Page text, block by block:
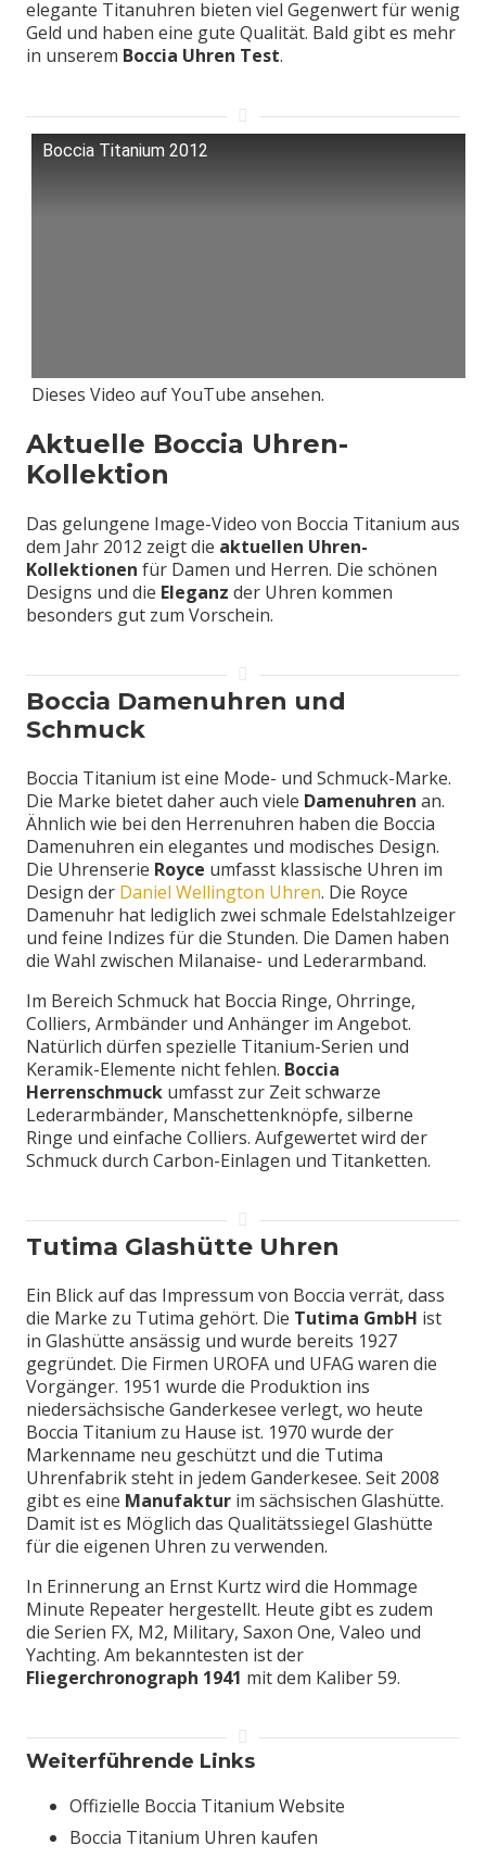
elegante Titanuhren bieten viel Gegenwert für wenig
Geld und haben eine gute Qualität. Bald gibt es mehr
in unserem Boccia Uhren Test.
Boccia Titanium 2012
Dieses Video auf YouTube ansehen.
Aktuelle Boccia Uhren-
Kollektion
Das gelungene Image-Video von Boccia Titanium aus
dem Jahr 2012 zeigt die aktuellen Uhren-
Kollektionen für Damen und Herren. Die schönen
Designs und die Eleganz der Uhren kommen
besonders gut zum Vorschein.
Boccia Damenuhren und
Schmuck
Boccia Titanium ist eine Mode- und Schmuck-Marke.
Die Marke bietet daher auch viele Damenuhren an.
Ähnlich wie bei den Herrenuhren haben die Boccia
Damenuhren ein elegantes und modisches Design.
Die Uhrenserie Royce umfasst klassische Uhren im
Design der Daniel Wellington Uhren. Die Royce
Damenuhr hat lediglich zwei schmale Edelstahlzeiger
und feine Indizes für die Stunden. Die Damen haben
die Wahl zwischen Milanaise- und Lederarmband.
Im Bereich Schmuck hat Boccia Ringe, Ohrringe,
Colliers, Armbänder und Anhänger im Angebot.
Natürlich dürfen spezielle Titanium-Serien und
Keramik-Elemente nicht fehlen. Boccia
Herrenschmuck umfasst zur Zeit schwarze
Lederarmbänder, Manschettenknöpfe, silberne
Ringe und einfache Colliers. Aufgewertet wird der
Schmuck durch Carbon-Einlagen und Titanketten.
Tutima Glashütte Uhren
Ein Blick auf das Impressum von Boccia verrät, dass
die Marke zu Tutima gehört. Die Tutima GmbH ist
in Glashütte ansässig und wurde bereits 1927
gegründet. Die Firmen UROFA und UFAG waren die
Vorgänger. 1951 wurde die Produktion ins
niedersächsische Ganderkesee verlegt, wo heute
Boccia Titanium zu Hause ist. 1970 wurde der
Markenname neu geschützt und die Tutima
Uhrenfabrik steht in jedem Ganderkesee. Seit 2008
gibt es eine Manufaktur im sächsischen Glashütte.
Damit ist es Möglich das Qualitätssiegel Glashütte
für die eigenen Uhren zu verwenden.
In Erinnerung an Ernst Kurtz wird die Hommage
Minute Repeater hergestellt. Heute gibt es zudem
die Serien FX, M2, Military, Saxon One, Valeo und
Yachting. Am bekanntesten ist der
Fliegerchronograph 1941 mit dem Kaliber 59.
Weiterführende Links
Offizielle Boccia Titanium Website
Boccia Titanium Uhren kaufen